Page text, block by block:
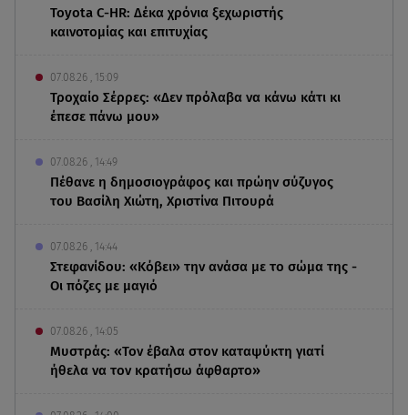
Toyota C-HR: Δέκα χρόνια ξεχωριστής
καινοτομίας και επιτυχίας
07.08.26 , 15:09
Τροχαίο Σέρρες: «Δεν πρόλαβα να κάνω κάτι κι
έπεσε πάνω μου»
07.08.26 , 14:49
Πέθανε η δημοσιογράφος και πρώην σύζυγος
του Βασίλη Χιώτη, Χριστίνα Πιτουρά
07.08.26 , 14:44
Στεφανίδου: «Κόβει» την ανάσα με το σώμα της -
Οι πόζες με μαγιό
07.08.26 , 14:05
Μυστράς: «Τον έβαλα στον καταψύκτη γιατί
ήθελα να τον κρατήσω άφθαρτο»